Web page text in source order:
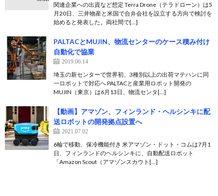
関連企業への出資など想定 Terra Drone（テラドローン）は5
月20日、三井物産と米国で合弁会社を設立する方向で検討を
始めると発表した。両社間で[…]
PALTACとMUJIN、物流センターのケース積み付け
自動化で協業
2019.06.14
埼玉の新センターで世界初、3種別以上の出荷マテハンに同
一ロボットで対応へ PALTACと産業用ロボット開発の
MUJIN（東京）は6月13日、物流センタ[…]
【動画】アマゾン、フィンランド・ヘルシンキに配
送ロボットの開発拠点設置へ
2021.07.02
6輪で移動、保冷機能付き 米アマゾン・ドット・コムは7月1
日、フィンランドのヘルシンキに、自動配送ロボット
「Amazon Scout（アマゾンスカウト[…]